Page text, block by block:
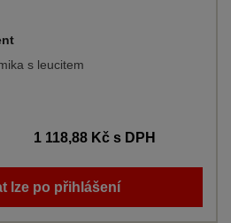
s leucitem
1 118,88 Kčs DPH
lze po přihlášení